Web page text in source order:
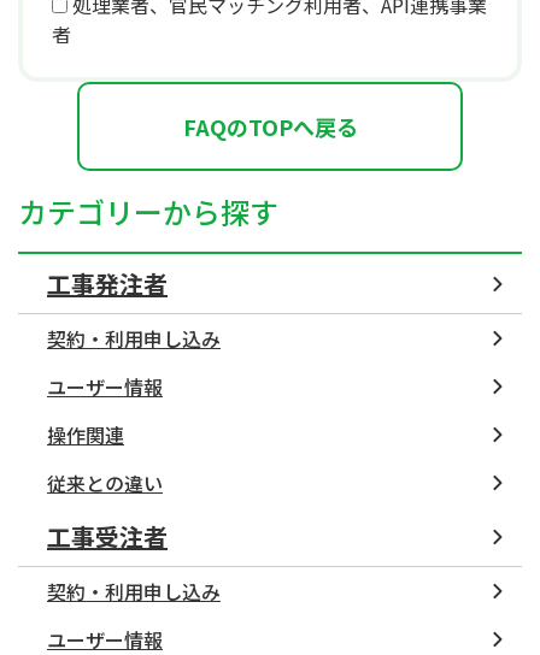
者
FAQのTOPへ戻る
カテゴリーから探す
工事発注者
契約・利用申し込み
ユーザー情報
操作関連
従来との違い
工事受注者
契約・利用申し込み
ユーザー情報